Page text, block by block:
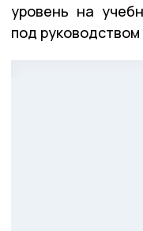
уровень на
под